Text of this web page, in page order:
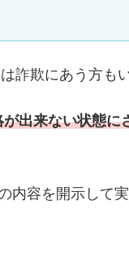
詐欺にあう方も
出来ない状態に
内容を開示して